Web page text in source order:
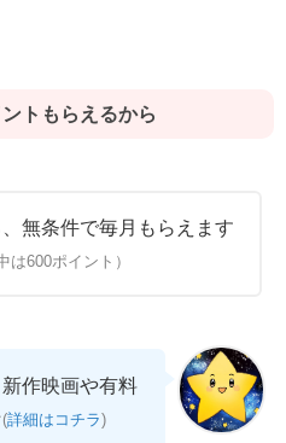
トもらえるから
無条件で毎月もらえます
は600ポイント）
作映画や有料
(詳細はコチラ)